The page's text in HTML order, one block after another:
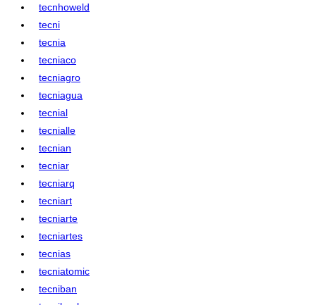
tecnhoweld
tecni
tecnia
tecniaco
tecniagro
tecniagua
tecnial
tecnialle
tecnian
tecniar
tecniarq
tecniart
tecniarte
tecniartes
tecnias
tecniatomic
tecniban